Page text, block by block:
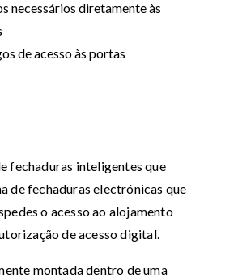
necessários diretamente às
de acesso às portas
fechaduras inteligentes que
de fechaduras electrónicas que
o acesso ao alojamento
de acesso digital.
montada dentro de uma